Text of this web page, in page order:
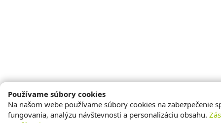
Používame súbory cookies
Na našom webe používame súbory cookies na zabezpečenie
fungovania, analýzu návštevnosti a personalizáciu obsahu.